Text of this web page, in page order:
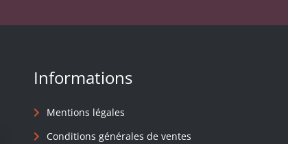
Informations
Mentions légales
Conditions générales de ventes